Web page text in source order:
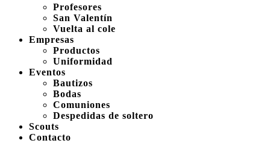
Profesores
San Valentín
Vuelta al cole
Empresas
Productos
Uniformidad
Eventos
Bautizos
Bodas
Comuniones
Despedidas de soltero
Scouts
Contacto